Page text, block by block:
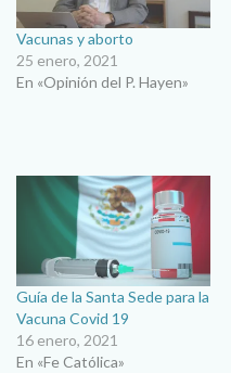
Vacunas y aborto
25 enero, 2021
En «Opinión del P. Hayen»
Guía de la Santa Sede para la
Vacuna Covid 19
16 enero, 2021
En «Fe Católica»